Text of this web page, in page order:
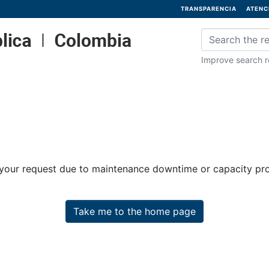
TRANSPARENCIA
Improve search
request due to maintenance downtime or capacity
Take me to the home page